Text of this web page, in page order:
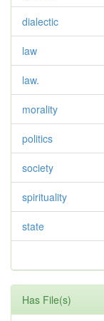
dialectic
law
law.
morality
politics
society
spirituality
state
Has File(s)